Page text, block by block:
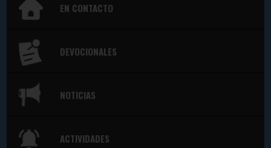
EN CONTACTO
DEVOCIONALES
NOTICIAS
ACTIVIDADES